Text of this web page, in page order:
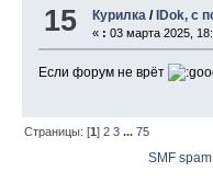
15 Курилка / IDok, с
« : 03 марта 2025,
Если форум не врёт
Страницы: [1]2 3 ...75
SMF spam